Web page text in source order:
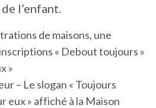
l’enfant.
– Le slogan « Toujours
eux » affiché à la Maison